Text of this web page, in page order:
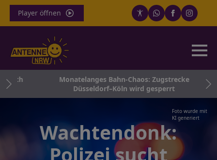
Player öffnen
Monatelanges Bahn-Chaos: Zugstrecke
Düsseldorf–Köln wird gesperrt
Foto wurde mit
KI generiert
Wachtendonk:
Polizei sucht